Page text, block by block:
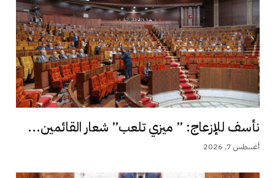
نأسف للإزعاج: ” ميزي تلعب” شعار القائمين...
أغسطس 7, 2026